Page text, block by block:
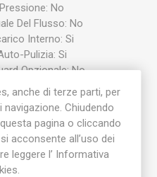
No
Del Flusso: No
Interno: Si
Pulizia: Si
Opzionale: No
(Volt): 9
11.4
8.4
(Cm): 11.1
Anni
Angolo: No
anche di terze parti, per
navigazione. Chiudendo
pagina o cliccando
acconsente all’uso dei
leggere l’ Informativa